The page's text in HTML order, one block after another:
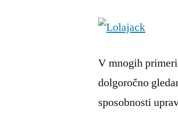
V mnogih
dolgoročno
sposobnosti